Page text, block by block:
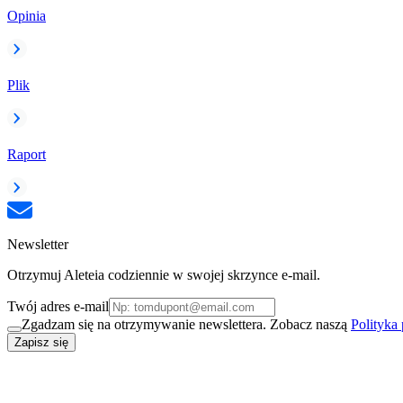
Opinia
Plik
Raport
Newsletter
Otrzymuj Aleteia codziennie w swojej skrzynce e-mail.
Twój adres e-mail
Zgadzam się na otrzymywanie newslettera. Zobacz naszą Polityka
Zapisz się